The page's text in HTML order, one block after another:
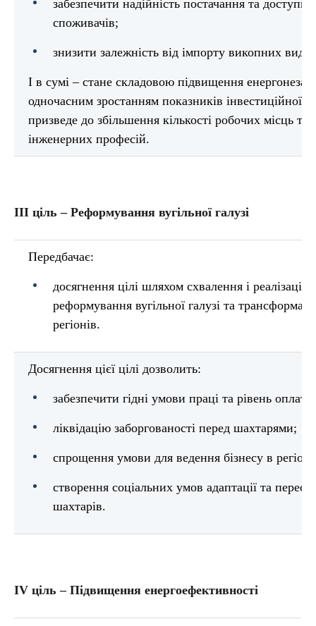
забезпечити надійність постачання та
споживачів;
знизити залежність від імпорту викопних
І в сумі – стане складовою підвищення
одночасним зростанням показників інвестиційної
призведе до збільшення кількості робочих місць та
інженерних професій.
ІІІ ціль – Реформування вугільної галузі
Передбачає:
досягнення цілі шляхом схвалення і реалізації
реформування вугільної галузі та
регіонів.
Досягнення цієї цілі дозволить:
забезпечити гідні умови праці та рівень
ліквідацію заборгованості перед шахтарями;
спрощення умови для ведення бізнесу в
створення соціальних умов адаптації та
шахтарів.
ІV ціль – Підвищення енергоефективності